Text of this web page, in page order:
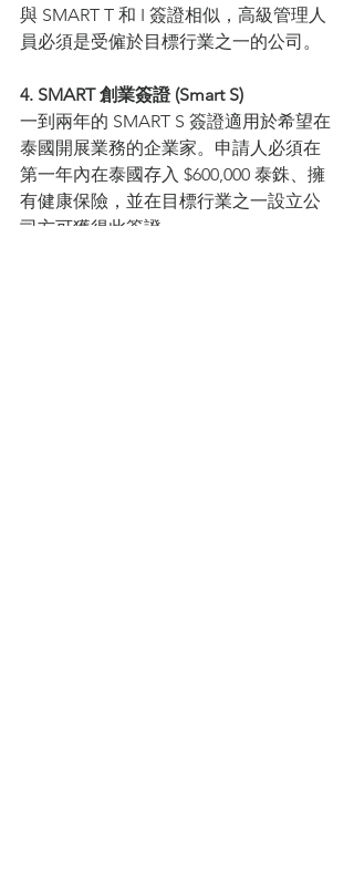
與 SMART T 和 I 簽證相似，高級管理人
員必須是受僱於目標行業之一的公司。
4. SMART 創業簽證 (Smart S)
一到兩年的 SMART S 簽證適用於希望在
泰國開展業務的企業家。申請人必須在
第一年內在泰國存入 $600,000 泰銖、擁
有健康保險，並在目標行業之一設立公
司方可獲得此簽證。